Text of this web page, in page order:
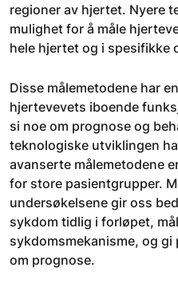
regioner av hjertet. Nyere
mulighet for å måle
hele hjertet og i spesifikke
Disse målemetodene har
hjertevevets iboende
si noe om prognose og
teknologiske utviklingen
avanserte målemetodene
for store pasientgrupper.
undersøkelsene gir oss
sykdom tidlig i forløpet,
sykdomsmekanisme, og
om prognose.